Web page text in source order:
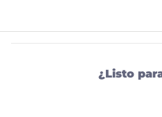
¿Listo